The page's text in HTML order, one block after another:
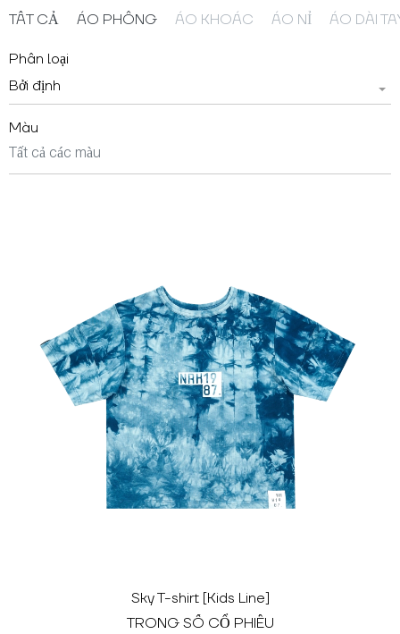
TẤT CẢ ÁO PHÔNG ÁO KHOÁC ÁO NỈ ÁO DÀI
Phân loại
Bởi định
Màu
Sky T-shirt [Kids Line]
TRONG SỐ CỔ PHIẾU